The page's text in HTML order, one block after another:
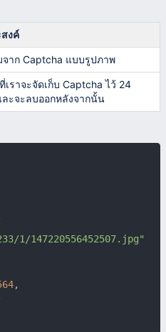
งค์
าก Captcha แบบรูปภาพ
เราจะจัดเก็บ Captcha ไว้ 24
ะจะลบออกหลังจากนั้น
1/147220556452507.jpg"
,